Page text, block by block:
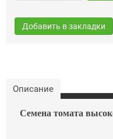
Добавить в закладки
Описание
Семена томата